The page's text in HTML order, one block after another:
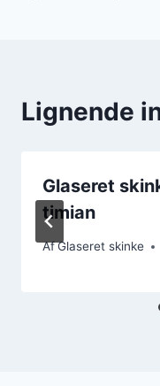
Lignende
Glaseret
timian
AfGlaseret skinke